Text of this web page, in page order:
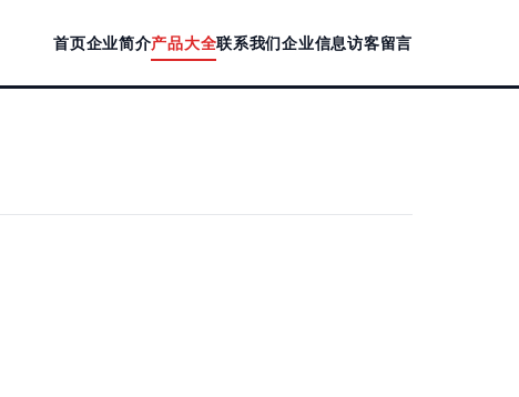
首页企业简介产品大全联系我们企业信息访客留言